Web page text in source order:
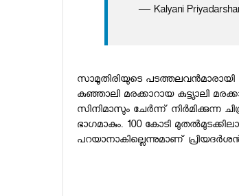
— Kalyani
സാമൂതിരിയുടെ
കുഞ്ഞാലി മരക്കാറായ കുട്ട്യാലി
സിനിമാസും ചേര്‍ന്ന് നിര്‍മിക്കുന്ന
ഭാഗമാകും. 100 കോടി
പറയാനാകില്ലെന്നുമാണ്